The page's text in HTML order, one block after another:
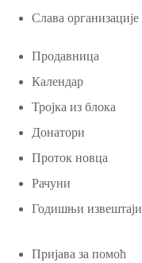
Слава организације
Продавница
Календар
Тројка из блока
Донатори
Проток новца
Рачуни
Годишњи извештаји
Пријава за помоћ